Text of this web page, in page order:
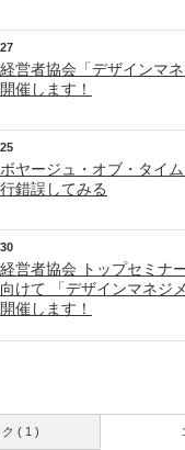
営者協会「デザインマ
催します！
ヤージュ・オブ・タイ
錯誤してみる
営者協会 トップセミナ
けて 「デザインマネジ
催します！
ク ( 1 )